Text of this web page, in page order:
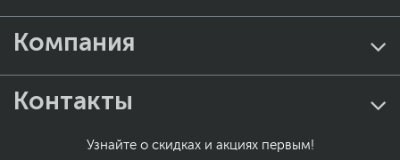
Компания
Контакты
Узнайте о скидках и акциях первым!